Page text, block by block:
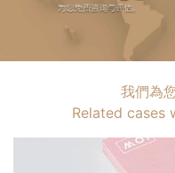
我們為
Related cases